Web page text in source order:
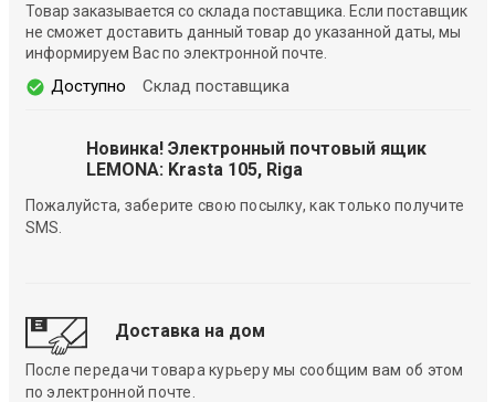
Товар заказывается со склада поставщика. Если поставщик
не сможет доставить данный товар до указанной даты, мы
информируем Вас по электронной почте.
Доступно Склад поставщика
Новинка! Электронный почтовый ящик
LEMONA: Krasta 105, Riga
Пожалуйста, заберите свою посылку, как только получите
SMS.
Доставка на дом
После передачи товара курьеру мы сообщим вам об этом
по электронной почте.